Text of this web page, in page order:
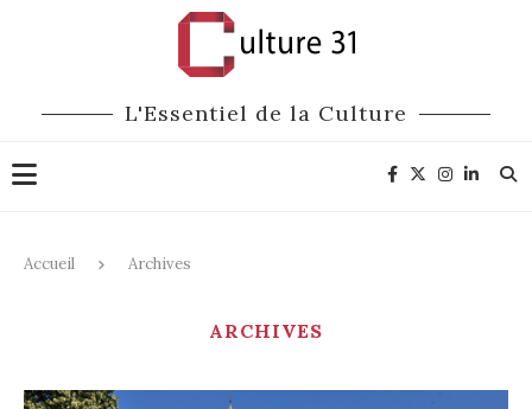
L'Essentiel de la Culture
Accueil Archives
ARCHIVES